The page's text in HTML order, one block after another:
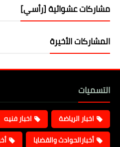
مشاركات عشوائية [رأسي]
المشاركات الأخيرة
التسميات
اخبار الرياضة اخبار فنيه
أخبارالحوادث والقضايا